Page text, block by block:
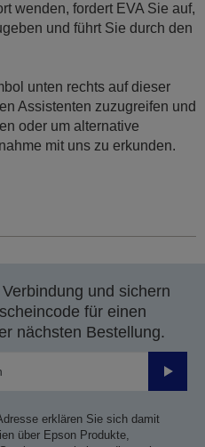
wenden, fordert EVA Sie auf,
und führt Sie durch den
unten rechts auf dieser
Assistenten zuzugreifen und
oder um alternative
mit uns zu erkunden.
und sichern
für einen
nächsten Bestellung.
erklären Sie sich damit
über Epson Produkte,